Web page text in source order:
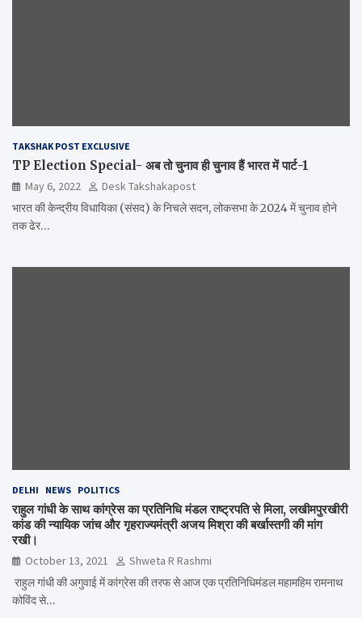
TAKSHAK POST EXCLUSIVE
TP Election Special- अब तो चुनाव ही चुनाव हैं भारत में पार्ट-1
May 6, 2022
Desk Takshakapost
भारत की केन्द्रीय विधायिका (संसद) के निचले सदन, लोकसभा के 2024 में चुनाव होने
तक ढेर…
DELHI NEWS POLITICS
राहुल गांधी के साथ कांग्रेस का प्रतिनिधि मंडल राष्ट्रपति से मिला, लखीमपुरखीरी
कांड की न्यायिक जांच और गृहराज्यमंत्री अजय मिश्रा की बर्खास्तगी की मांग
रखी।
October 13, 2021
Shweta R Rashmi
राहुल गांधी की अगुवाई में कांग्रेस की तरफ से आज एक प्रतिनिधिमंडल महामहिम रामनाथ
कोविंद से…